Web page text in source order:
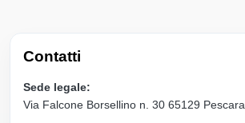
Contatti
Sede legale:
Via Falcone Borsellino n. 30 65129 Pescara